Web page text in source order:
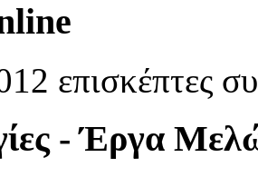
επισκέπτες
- Έργα